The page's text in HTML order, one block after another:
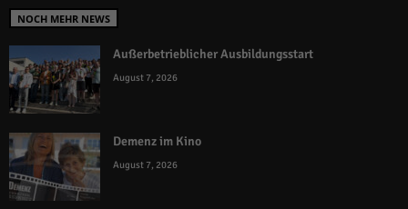
NOCH MEHR NEWS
Außerbetrieblicher Ausbildungsstart
August 7, 2026
Demenz im Kino
August 7, 2026